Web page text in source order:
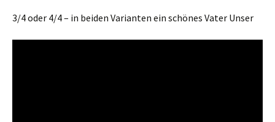
3/4 oder 4/4 – in beiden Varianten ein schönes Vater Unser